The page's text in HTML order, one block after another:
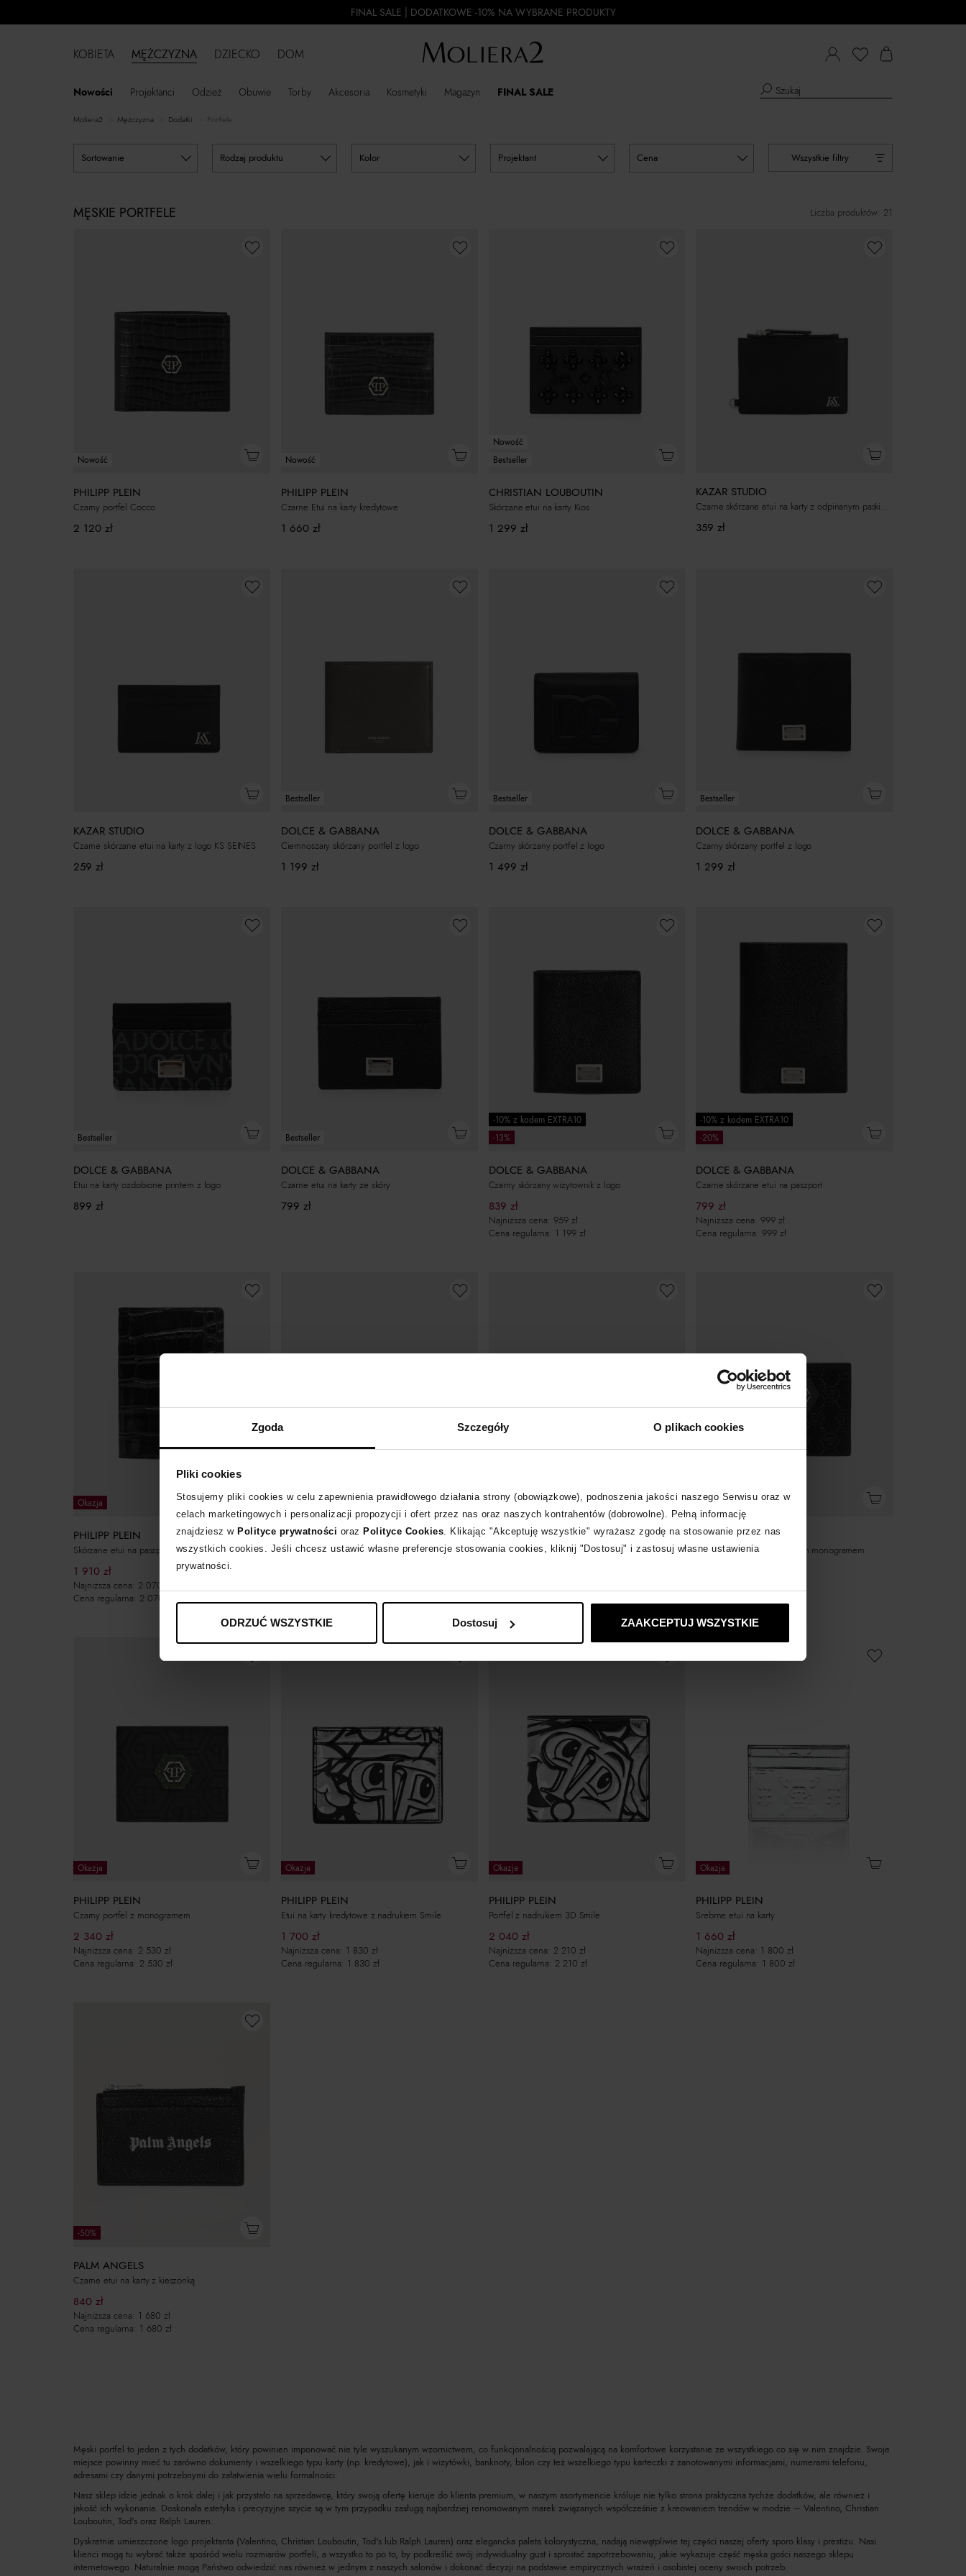
Zgoda Szczegóły O plikach cookies
Pliki cookies
Stosujemy pliki cookies w celu zapewnienia prawidłowego działania strony (obowiązkowe), podnoszenia jakości naszego Serwisu oraz w
celach marketingowych i personalizacji propozycji i ofert przez nas oraz naszych kontrahentów (dobrowolne). Pełną informację
znajdziesz w Polityce prywatności oraz Polityce Cookies . Klikając "Akceptuję wszystkie" wyrażasz zgodę na stosowanie przez nas
wszystkich cookies. Jeśli chcesz ustawić własne preferencje stosowania cookies, kliknij "Dostosuj" i zastosuj własne ustawienia
prywatności.
ODRZUĆ WSZYSTKIE Dostosuj ZAAKCEPTUJ WSZYSTKIE
FINAL SALE | DODATKOWE -10% NA WYBRANE PRODUKTY
KOBIETA MĘŻCZYZNA
Nowości Projektanci Odzież Obuwie Torby Akcesoria Kosmetyki Magazyn FINAL SALE
DZIECKO DOM
moliera2 mężczyzna dodatki Portfele
sortowanie rodzaj produktu kolor projektant cena Wszystkie filtry
Liczba produktów: 21
MĘSKIE PORTFELE
Nowość
PHILIPP PLEIN
Czarny portfel Cocco
2 120 zł
Nowość
PHILIPP PLEIN
Czarne Etui na karty kredytowe
1 660 zł
Nowość
Bestseller
CHRISTIAN LOUBOUTIN
Skórzane etui na karty Kios
1 299 zł
KAZAR STUDIO
Czarne skórzane etui na karty z odpinanym paskiem KS CHARENTE
359zł
KAZAR STUDIO
Czarne skórzane etui na karty z logo KS SEINES
259 zł
Bestseller
DOLCE & GABBANA
Ciemnoszary skórzany portfel z logo
1 199 zł
Bestseller
DOLCE & GABBANA
Czarny skórzany portfel z logo
1 499 zł
Bestseller
DOLCE & GABBANA
Czarny skórzany portfel z logo
1 299zł
Bestseller
DOLCE & GABBANA
Etui na karty ozdobione printem z logo
899 zł
Bestseller
DOLCE & GABBANA
Czarne etui na karty ze skóry
799 zł
-10% z kodem EXTRA10
-13%
DOLCE & GABBANA
Czarny skórzany wizytownik z logo
839 zł
Najniższa cena: 959 zł
Cena regularna: 1 199 zł
-10% z kodem EXTRA10
-20%
DOLCE & GABBANA
Czarne skórzane etui na paszport
799zł
Najniższa cena: 999zł
Cena regularna: 999zł
Okazja
PHILIPP PLEIN
Skórzane etui na paszport PP
1 910 zł
Najniższa cena: 2 070
Cena regularna: 2 070
Okazja
PHILIPP PLEIN
Etui na karty z kryształowym monogramem
Okazja
PHILIPP PLEIN
Etui na karty z monogramem
Okazja
PHILIPP PLEIN
Czarny portfel z kryształowym monogramem
Okazja
PHILIPP PLEIN
Czarny portfel z monogramem
2 340 zł
Najniższa cena: 2 530 zł
Cena regularna: 2 530 zł
Okazja
PHILIPP PLEIN
Etui na karty kredytowe z nadrukiem Smile
1 700 zł
Najniższa cena: 1 830 zł
Cena regularna: 1 830 zł
Okazja
PHILIPP PLEIN
Portfel z nadrukiem 3D Smile
2 040 zł
Najniższa cena: 2 210 zł
Cena regularna: 2 210 zł
Okazja
PHILIPP PLEIN
Srebrne etui na karty
1 660zł
Najniższa cena: 1 800zł
Cena regularna: 1 800zł
-50%
PALM ANGELS
Czarne etui na karty z kieszonką
840 zł
Najniższa cena: 1 680 zł
Cena regularna: 1 680 zł
Męski portfel to jeden z tych dodatków, który powinien imponować nie tyle wyszukanym wzornictwem, co funkcjonalnością pozwalającą na komfortowe korzystanie ze wszystkiego co się w nim znajdzie. Swoje
miejsce powinny mieć tu zarówno dokumenty i wszelkiego typu karty (np. kredytowe), jak i wizytówki, banknoty, bilon czy też wszelkiego typu karteczki z zanotowanymi informacjami, numerami telefonu,
adresami czy danymi potrzebnymi do załatwienia wielu formalności.
Nasz sklep idzie jednak o krok dalej i jak przystało na sprzedawcę, który swoją ofertę kieruje do klienta premium, w naszym asortymencie króluje nie tylko strona praktyczna tychże dodatków, ale również i
jakość ich wykonania. Doskonała estetyka i precyzyjne szycie są w tym przypadku zasługą najbardziej renomowanym marek związanych współcześnie z kreowaniem trendów w modzie – Valentino, Christian
Louboutin, Tod's oraz Ralph Lauren.
Dyskretnie umieszczone logo projektanta (Valentino, Christian Louboutin, Tod's lub Ralph Lauren) oraz elegancka paleta kolorystyczna, nadają niewątpliwie tej części naszej oferty sporo klasy i prestiżu. Nasi
klienci mogą tu wybrać także spośród wielu rozmiarów portfeli, a wszystko to po to, by podkreślić swój indywidualny gust i sprostać zapotrzebowaniu, jakie wykazuje część męska gości naszego sklepu
internetowego. Naturalnie mogą Państwo odwiedzić nas również w jednym z naszych salonów i dokonać decyzji na podstawie empirycznych wrażeń i osobistej oceny swoich potrzeb.